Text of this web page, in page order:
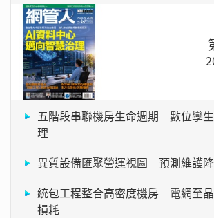
五階段串聯機房生命週期 數位孿
理
異質設備匯聚營運視圖 預測維護
統包工程整合高密度機房 電網至
損耗